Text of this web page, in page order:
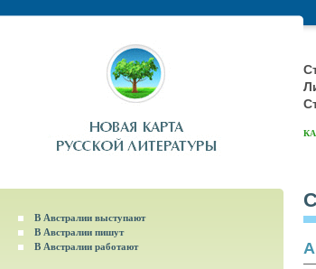
В Австралии выступают
В Австралии пишут
В Австралии работают